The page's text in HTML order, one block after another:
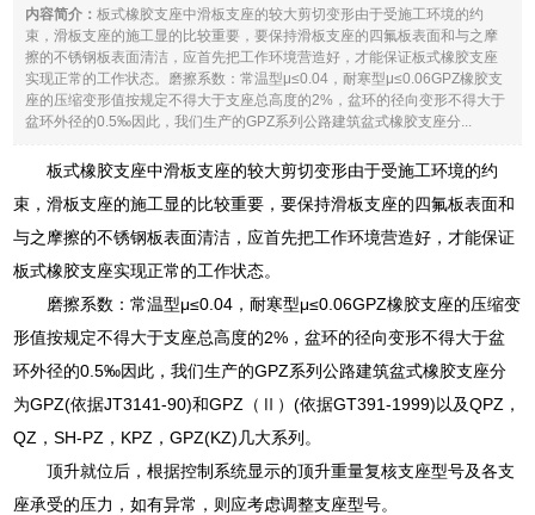
内容简介：板式橡胶支座中滑板支座的较大剪切变形由于受施工环境的约
束，滑板支座的施工显的比较重要，要保持滑板支座的四氟板表面和与之摩
擦的不锈钢板表面清洁，应首先把工作环境营造好，才能保证板式橡胶支座
实现正常的工作状态。磨擦系数：常温型μ≤0.04，耐寒型μ≤0.06GPZ橡胶支
座的压缩变形值按规定不得大于支座总高度的2%，盆环的径向变形不得大于
盆环外径的0.5‰因此，我们生产的GPZ系列公路建筑盆式橡胶支座分...
板式橡胶支座中滑板支座的较大剪切变形由于受施工环境的约
束，滑板支座的施工显的比较重要，要保持滑板支座的四氟板表面和
与之摩擦的不锈钢板表面清洁，应首先把工作环境营造好，才能保证
板式橡胶支座实现正常的工作状态。
磨擦系数：常温型μ≤0.04，耐寒型μ≤0.06GPZ橡胶支座的压缩变
形值按规定不得大于支座总高度的2%，盆环的径向变形不得大于盆
环外径的0.5‰因此，我们生产的GPZ系列公路建筑盆式橡胶支座分
为GPZ(依据JT3141-90)和GPZ（Ⅱ）(依据GT391-1999)以及QPZ，
QZ，SH-PZ，KPZ，GPZ(KZ)几大系列。
顶升就位后，根据控制系统显示的顶升重量复核支座型号及各支
座承受的压力，如有异常，则应考虑调整支座型号。